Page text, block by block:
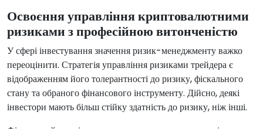
Освоєння управління криптовалютними
ризиками з професійною витонченістю
У сфері інвестування значення ризик-менеджменту важко
переоцінити. Стратегія управління ризиками трейдера є
відображенням його толерантності до ризику, фіскального
стану та обраного фінансового інструменту. Дійсно, деякі
інвестори мають більш стійку здатність до ризику, ніж інші.